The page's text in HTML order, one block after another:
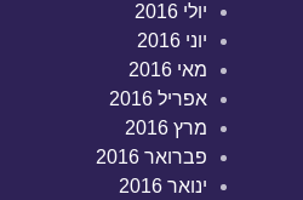
יולי 2016
יוני 2016
מאי 2016
אפריל 2016
מרץ 2016
פברואר 2016
ינואר 2016